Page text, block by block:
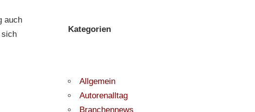
auch
sich
Kategorien
Allgemein
Autorenalltag
Branchennews